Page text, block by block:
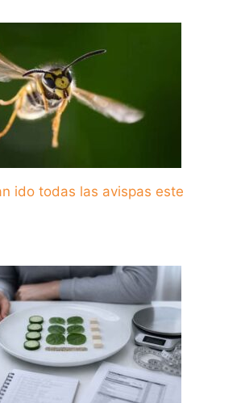
ido todas las avispas este